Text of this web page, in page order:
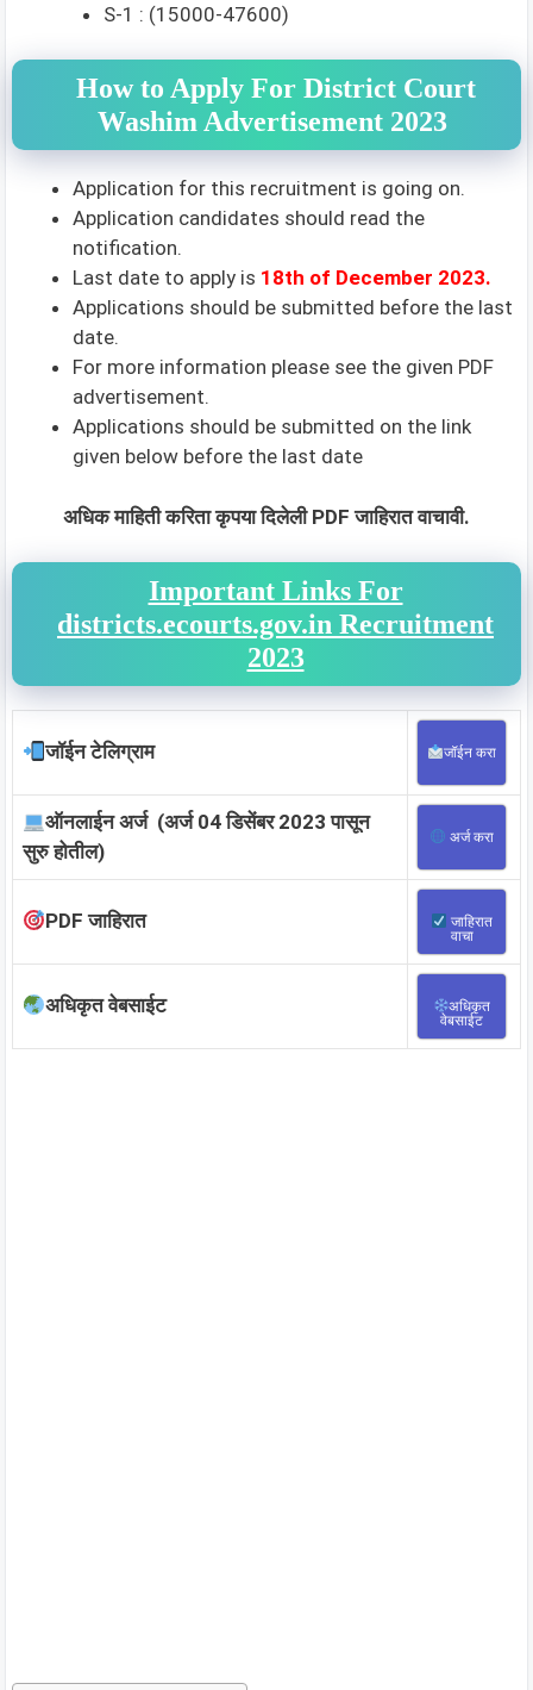
S-1 : (15000-47600)
How to Apply For District Court
Washim Advertisement 2023
Application for this recruitment is going on.
Application candidates should read the
notification.
Last date to apply is 18th of December 2023.
Applications should be submitted before the last
date.
For more information please see the given PDF
advertisement.
Applications should be submitted on the link
given below before the last date
अधिक माहिती करिता कृपया दिलेली PDF जाहिरात वाचावी.
Important Links For
districts.ecourts.gov.in Recruitment
2023
जॉईन टेलिग्राम जॉईन करा
ऑनलाईन अर्ज (अर्ज 04 डिसेंबर 2023 पासून
सुरु होतील)
अर्ज करा
PDF जाहिरात
जाहिरात
वाचा
अधिकृत वेबसाईट
अधिकृत
वेबसाईट